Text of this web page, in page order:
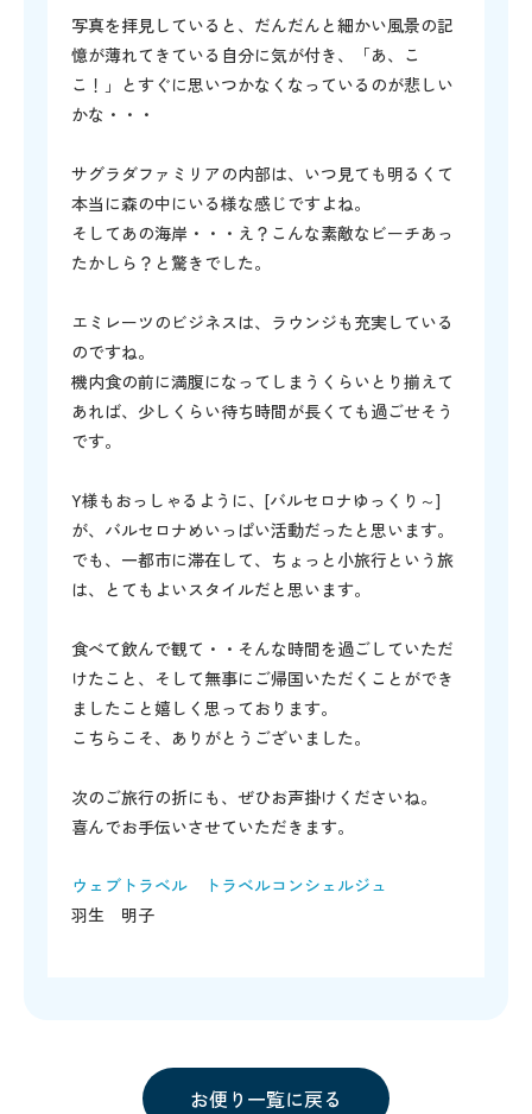
写真を拝見していると、だんだんと細かい風景の記
憶が薄れてきている自分に気が付き、「あ、こ
こ！」とすぐに思いつかなくなっているのが悲しい
かな・・・
サグラダファミリアの内部は、いつ見ても明るくて
本当に森の中にいる様な感じですよね。
そしてあの海岸・・・え？こんな素敵なビーチあっ
たかしら？と驚きでした。
エミレーツのビジネスは、ラウンジも充実している
のですね。
機内食の前に満腹になってしまうくらいとり揃えて
あれば、少しくらい待ち時間が長くても過ごせそう
です。
Y様もおっしゃるように、[バルセロナゆっくり～]
が、バルセロナめいっぱい活動だったと思います。
でも、一都市に滞在して、ちょっと小旅行という旅
は、とてもよいスタイルだと思います。
食べて飲んで観て・・そんな時間を過ごしていただ
けたこと、そして無事にご帰国いただくことができ
ましたこと嬉しく思っております。
こちらこそ、ありがとうございました。
次のご旅行の折にも、ぜひお声掛けくださいね。
喜んでお手伝いさせていただきます。
ウェブトラベル トラベルコンシェルジュ
羽生 明子
お便り一覧に戻る